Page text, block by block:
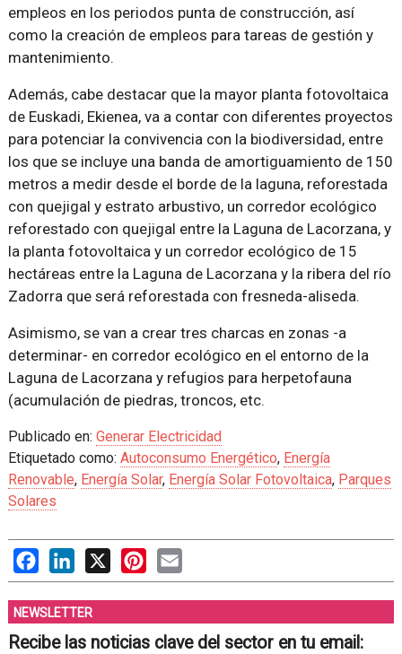
empleos en los periodos punta de construcción, así
como la creación de empleos para tareas de gestión y
mantenimiento.
Además, cabe destacar que la mayor planta fotovoltaica
de Euskadi, Ekienea, va a contar con diferentes proyectos
para potenciar la convivencia con la biodiversidad, entre
los que se incluye una banda de amortiguamiento de 150
metros a medir desde el borde de la laguna, reforestada
con quejigal y estrato arbustivo, un corredor ecológico
reforestado con quejigal entre la Laguna de Lacorzana, y
la planta fotovoltaica y un corredor ecológico de 15
hectáreas entre la Laguna de Lacorzana y la ribera del río
Zadorra que será reforestada con fresneda-aliseda.
Asimismo, se van a crear tres charcas en zonas -a
determinar- en corredor ecológico en el entorno de la
Laguna de Lacorzana y refugios para herpetofauna
(acumulación de piedras, troncos, etc.
Publicado en: Generar Electricidad
Etiquetado como: Autoconsumo Energético, Energía
Renovable, Energía Solar, Energía Solar Fotovoltaica, Parques
Solares
FacebookLinkedIn
X PinterestEmail
NEWSLETTER
Recibe las noticias clave del sector en tu email: